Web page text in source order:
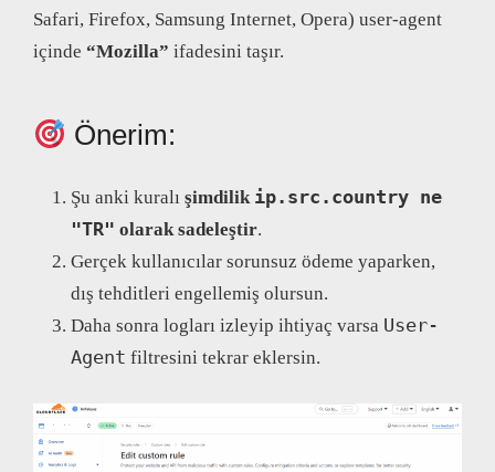
Safari, Firefox, Samsung Internet, Opera) user-agent
içinde “Mozilla” ifadesini taşır.
Önerim:
Şu anki kuralı şimdilik ip.src.country ne
"TR" olarak sadeleştir.
Gerçek kullanıcılar sorunsuz ödeme yaparken,
dış tehditleri engellemiş olursun.
Daha sonra logları izleyip ihtiyaç varsa User-
Agent filtresini tekrar eklersin.